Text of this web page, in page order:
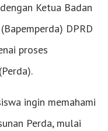
Ketua Badan
DPRD
proses
ingin memahami
Perda, mulai